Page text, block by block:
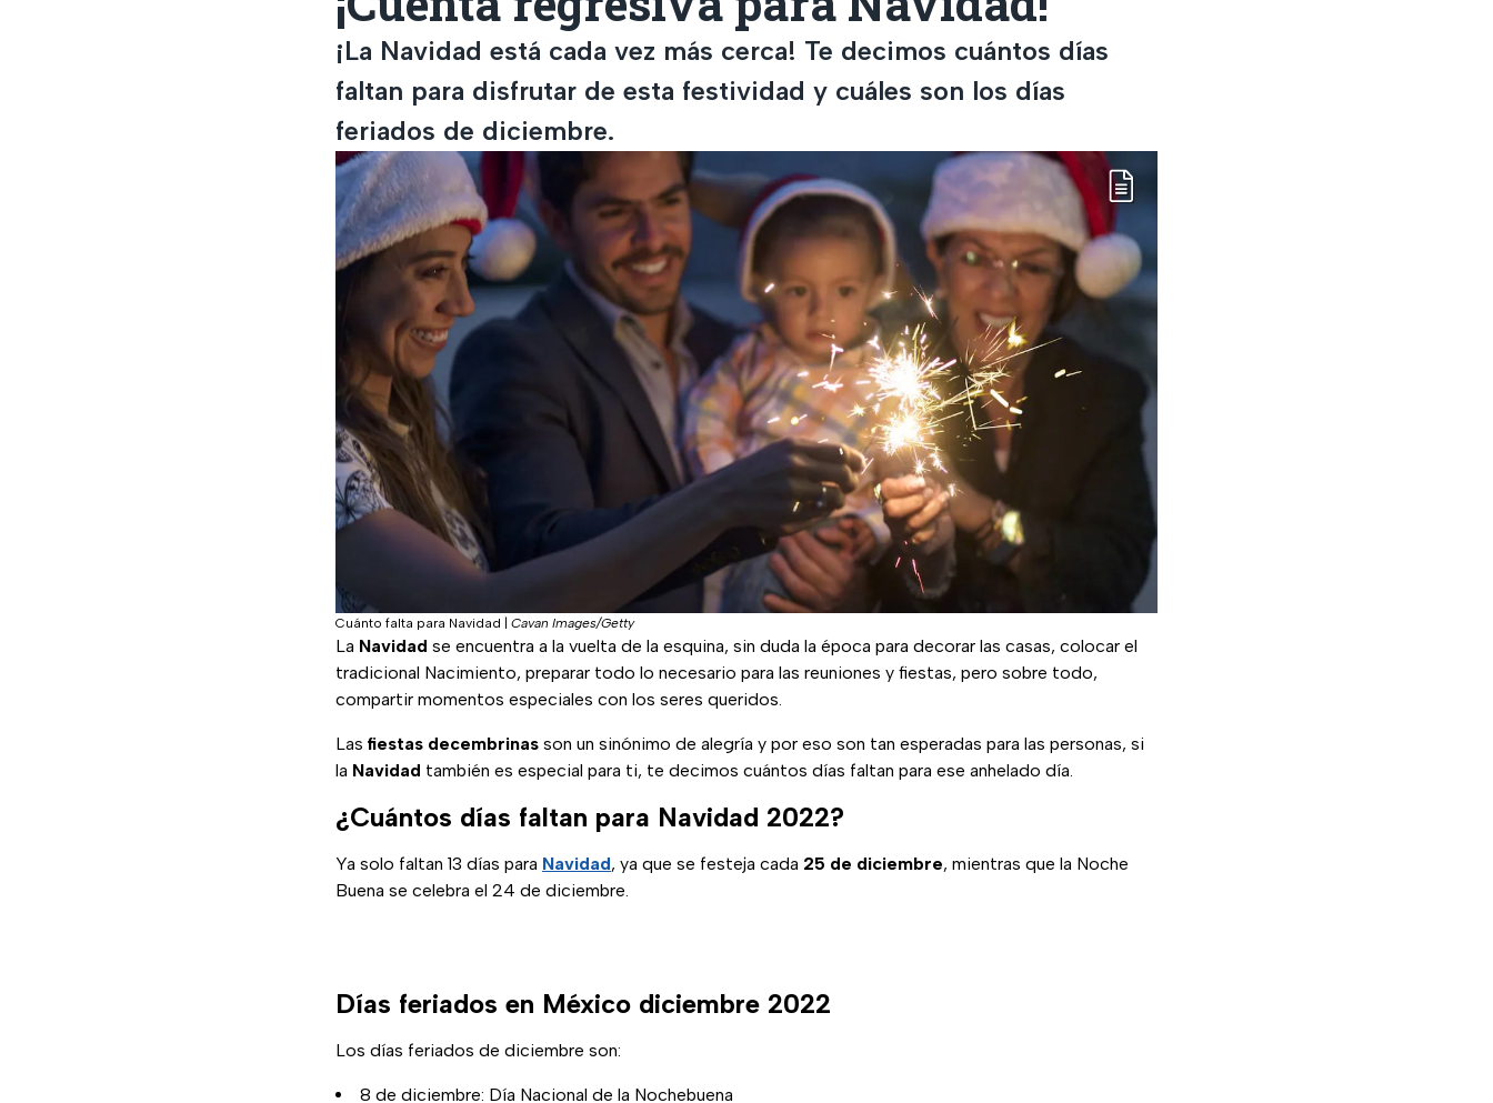
¡La Navidad está cada vez más cerca! Te decimos cuántos días
faltan para disfrutar de esta festividad y cuáles son los días
feriados de diciembre.
Cuánto falta para Navidad Cavan Images/Getty
La Navidad se encuentra a la vuelta de la esquina, sin duda la época para decorar las casas, colocar el
tradicional Nacimiento, preparar todo lo necesario para las reuniones y fiestas, pero sobre todo,
compartir momentos especiales con los seres queridos.
Las fiestas decembrinas son un sinónimo de alegría y por eso son tan esperadas para las personas, si
la Navidad también es especial para ti, te decimos cuántos días faltan para ese anhelado día.
¿Cuántos días faltan para Navidad 2022?
Ya solo faltan 13 días para Navidad, ya que se festeja cada 25 de diciembre, mientras que la Noche
Buena se celebra el 24 de diciembre.
Días feriados en México diciembre 2022
Los días feriados de diciembre son:
8 de diciembre: Día Nacional de la Nochebuena